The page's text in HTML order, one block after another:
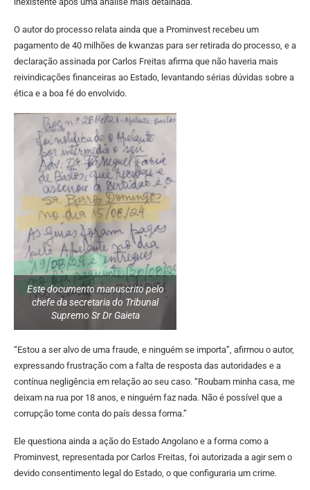
O autor do processo relata ainda que a Prominvest recebeu um
pagamento de 40 milhões de kwanzas para ser retirada do processo, e a
declaração assinada por Carlos Freitas afirma que não haveria mais
reivindicações financeiras ao Estado, levantando sérias dúvidas sobre a
ética e a boa fé do envolvido.
Este documento manuscrito pelo
chefe da secretaria do Tribunal
Supremo Sr Dr Gaieta
“Estou a ser alvo de uma fraude, e ninguém se importa”, afirmou o autor,
expressando frustração com a falta de resposta das autoridades e a
contínua negligência em relação ao seu caso. “Roubam minha casa, me
deixam na rua por 18 anos, e ninguém faz nada. Não é possível que a
corrupção tome conta do país dessa forma.”
Ele questiona ainda a ação do Estado Angolano e a forma como a
Prominvest, representada por Carlos Freitas, foi autorizada a agir sem o
devido consentimento legal do Estado, o que configuraria um crime.